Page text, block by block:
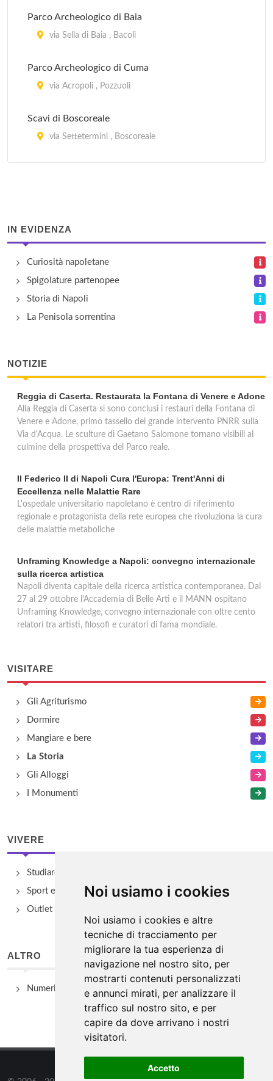
Noi usiamo i cookies
Noi usiamo i cookies e altre
tecniche di tracciamento per
migliorare la tua esperienza di
navigazione nel nostro sito, per
mostrarti contenuti personalizzati
e annunci mirati, per analizzare il
traffico sul nostro sito, e per
capire da dove arrivano i nostri
visitatori.
Accetto
via Settetermini , Boscoreale
corso Resina , Ercolano
Parco Archeologico di Baia
via Sella di Baia , Bacoli
Parco Archeologico di Cuma
via Acropoli , Pozzuoli
Scavi di Boscoreale
via Settetermini , Boscoreale
Scavi di Stabia
IN EVIDENZA
Curiosità napoletane
Spigolature partenopee
Storia di Napoli
La Penisola sorrentina
NOTIZIE
Reggia di Caserta. Restaurata la Fontana di Venere e Adone
Alla Reggia di Caserta si sono conclusi i restauri della Fontana di
Venere e Adone, primo tassello del grande intervento PNRR sulla
Via d'Acqua. Le sculture di Gaetano Salomone tornano visibili al
culmine della prospettiva del Parco reale.
Il Federico II di Napoli Cura l'Europa: Trent'Anni di
Eccellenza nelle Malattie Rare
L'ospedale universitario napoletano è centro di riferimento
regionale e protagonista della rete europea che rivoluziona la cura
delle malattie metaboliche
Unframing Knowledge a Napoli: convegno internazionale
sulla ricerca artistica
Napoli diventa capitale della ricerca artistica contemporanea. Dal
27 al 29 ottobre l'Accademia di Belle Arti e il MANN ospitano
Unframing Knowledge, convegno internazionale con oltre cento
relatori tra artisti, filosofi e curatori di fama mondiale.
VISITARE
Gli Agriturismo
Dormire
Mangiare e bere
La Storia
Gli Alloggi
I Monumenti
VIVERE
Studiare
Sport e Benessere
Outlet e spacci aziendali
ALTRO
Numeri Utili